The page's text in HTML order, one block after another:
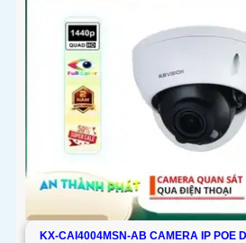
KX-CAI4004MSN-AB CAMERA IP POE